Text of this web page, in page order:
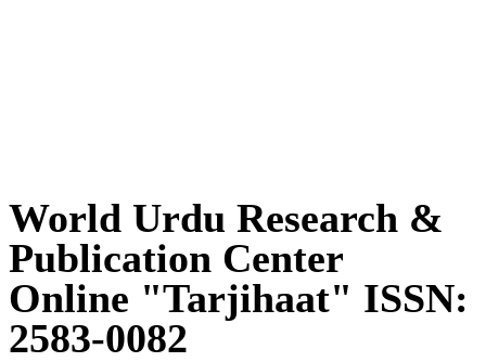
World Urdu Research &
Publication Center
Online "Tarjihaat" ISSN:
2583-0082